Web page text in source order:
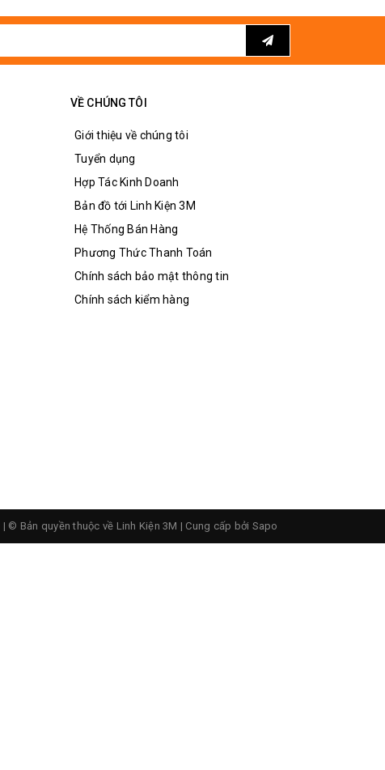
VỀ CHÚNG TÔI
Giới thiệu về chúng tôi
Tuyển dụng
Hợp Tác Kinh Doanh
Bản đồ tới Linh Kiện 3M
Hệ Thống Bán Hàng
Phương Thức Thanh Toán
Chính sách bảo mật thông tin
Chính sách kiểm hàng
| © Bản quyền thuộc về Linh Kiện 3M | Cung cấp bởi Sapo